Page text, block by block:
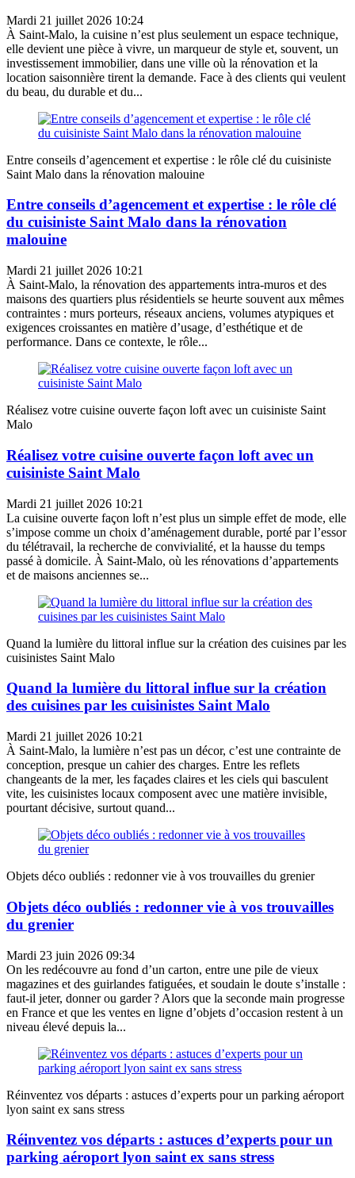
Mardi 21 juillet 2026 10:24
À Saint-Malo, la cuisine n’est plus seulement un espace technique,
elle devient une pièce à vivre, un marqueur de style et, souvent, un
investissement immobilier, dans une ville où la rénovation et la
location saisonnière tirent la demande. Face à des clients qui veulent
du beau, du durable et du...
Entre conseils d’agencement et expertise : le rôle clé du cuisiniste
Saint Malo dans la rénovation malouine
Entre conseils d’agencement et expertise : le rôle clé
du cuisiniste Saint Malo dans la rénovation
malouine
Mardi 21 juillet 2026 10:21
À Saint-Malo, la rénovation des appartements intra-muros et des
maisons des quartiers plus résidentiels se heurte souvent aux mêmes
contraintes : murs porteurs, réseaux anciens, volumes atypiques et
exigences croissantes en matière d’usage, d’esthétique et de
performance. Dans ce contexte, le rôle...
Réalisez votre cuisine ouverte façon loft avec un cuisiniste Saint
Malo
Réalisez votre cuisine ouverte façon loft avec un
cuisiniste Saint Malo
Mardi 21 juillet 2026 10:21
La cuisine ouverte façon loft n’est plus un simple effet de mode, elle
s’impose comme un choix d’aménagement durable, porté par l’essor
du télétravail, la recherche de convivialité, et la hausse du temps
passé à domicile. À Saint-Malo, où les rénovations d’appartements
et de maisons anciennes se...
Quand la lumière du littoral influe sur la création des cuisines par les
cuisinistes Saint Malo
Quand la lumière du littoral influe sur la création
des cuisines par les cuisinistes Saint Malo
Mardi 21 juillet 2026 10:21
À Saint-Malo, la lumière n’est pas un décor, c’est une contrainte de
conception, presque un cahier des charges. Entre les reflets
changeants de la mer, les façades claires et les ciels qui basculent
vite, les cuisinistes locaux composent avec une matière invisible,
pourtant décisive, surtout quand...
Objets déco oubliés : redonner vie à vos trouvailles du grenier
Objets déco oubliés : redonner vie à vos trouvailles
du grenier
Mardi 23 juin 2026 09:34
On les redécouvre au fond d’un carton, entre une pile de vieux
magazines et des guirlandes fatiguées, et soudain le doute s’installe :
faut-il jeter, donner ou garder ? Alors que la seconde main progresse
en France et que les ventes en ligne d’objets d’occasion restent à un
niveau élevé depuis la...
Réinventez vos départs : astuces d’experts pour un parking aéroport
lyon saint ex sans stress
Réinventez vos départs : astuces d’experts pour un
parking aéroport lyon saint ex sans stress